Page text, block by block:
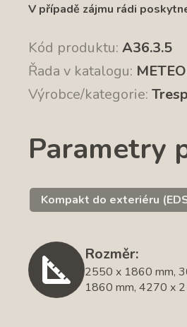
V případě zájmu rádi
Kód produktu: A36.3.5
Řada v katalogu:
Výrobce/kategorie:
Parametry
Kompakt do exteriéru
Rozměr:
2550 x 1860 mm,
1860 mm, 4270 x